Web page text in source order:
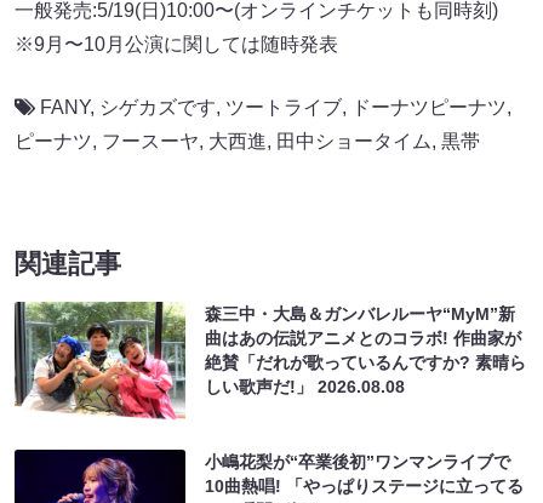
一般発売:5/19(日)10:00〜(オンラインチケットも同時刻)
※9月〜10月公演に関しては随時発表
FANY, シゲカズです, ツートライブ, ドーナツピーナツ,
ピーナツ, フースーヤ, 大西進, 田中ショータイム, 黒帯
関連記事
森三中・大島＆ガンバレルーヤ“MyM”新
曲はあの伝説アニメとのコラボ! 作曲家が
絶賛「だれが歌っているんですか? 素晴ら
しい歌声だ!」2026.08.08
小嶋花梨が“卒業後初”ワンマンライブで
10曲熱唱! 「やっぱりステージに立ってる